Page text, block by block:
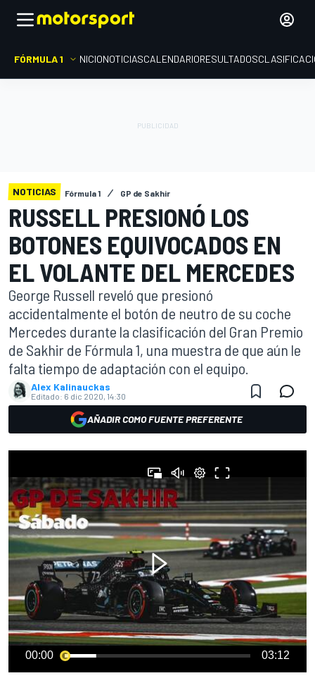
FÓRMULA 1 INICIONOTICIASCALENDARIORESULTADOS
NOTICIAS Fórmula 1 GP de Sakhir
RUSSELL PRESIONÓ LOS
BOTONES EQUIVOCADOS EN
EL VOLANTE DEL MERCEDES
George Russell reveló que presionó
accidentalmente el botón de neutro de su coche
Mercedes durante la clasificación del Gran Premio
de Sakhir de Fórmula 1, una muestra de que aún le
falta tiempo de adaptación con el equipo.
Alex Kalinauckas
Editado: 6 dic 2020, 14:30
AÑADIR COMO FUENTE PREFERENTE
00:00 03:12